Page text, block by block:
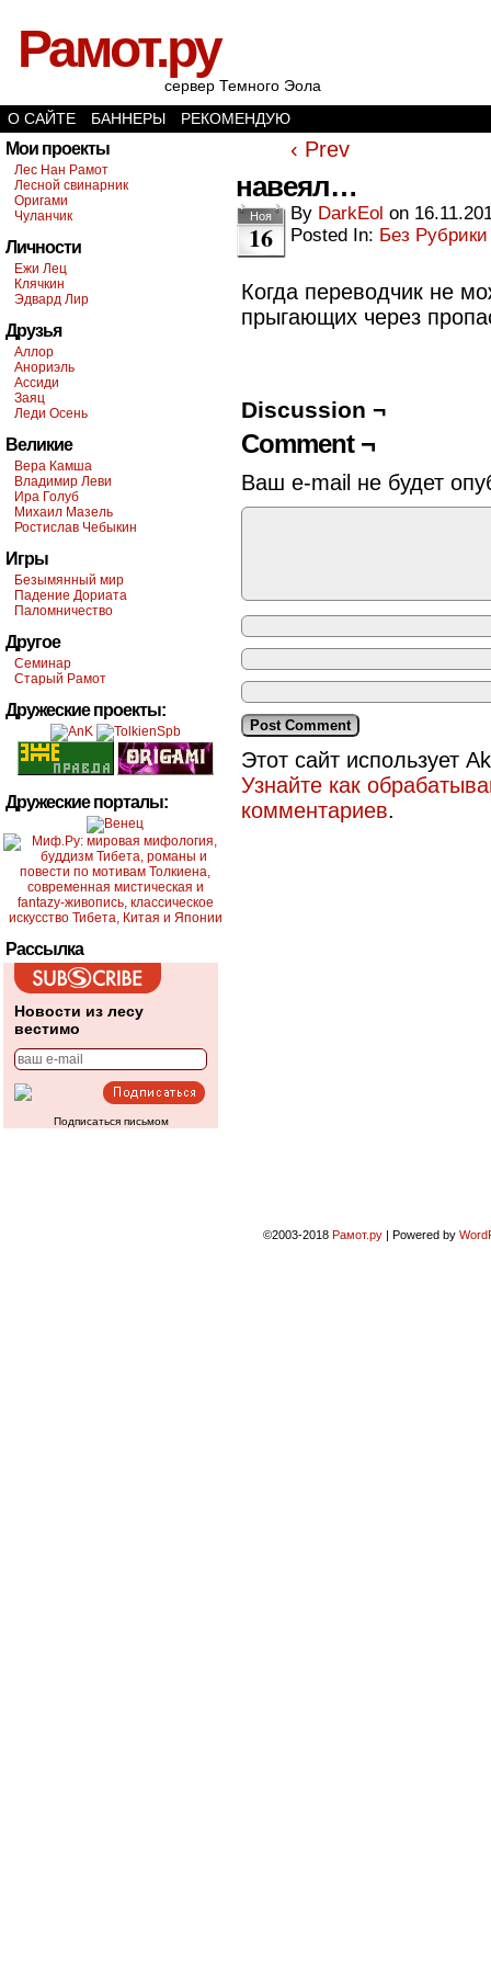
Рамот.ру
сервер Темного Эола
О САЙТЕ
БАННЕРЫ РЕКОМЕНДУЮ
Мои проекты
Лес Нан Рамот
Лесной свинарник
Оригами
Чуланчик
Личности
Ежи Лец
Клячкин
Эдвард Лир
Друзья
Аллор
Анориэль
Ассиди
Заяц
Леди Осень
Великие
Вера Камша
Владимир Леви
Ира Голуб
Михаил Мазель
Ростислав Чебыкин
Игры
Безымянный мир
Падение Дориата
Паломничество
Другое
Семинар
Старый Рамот
Дружеские проекты:
Дружеские порталы:
Рассылка
Новости из лесу
вестимо
Подписаться письмом
‹ Prev
навеял…
Ноя
16
By DarkEol on
Posted In: Без Рубрики
Когда переводчик не
прыгающих через
Discussion ¬
Comment ¬
Ваш e-mail не будет
Этот сайт использует
Узнайте как
комментариев.
©2003-2018 Рамот.ру | Powered by